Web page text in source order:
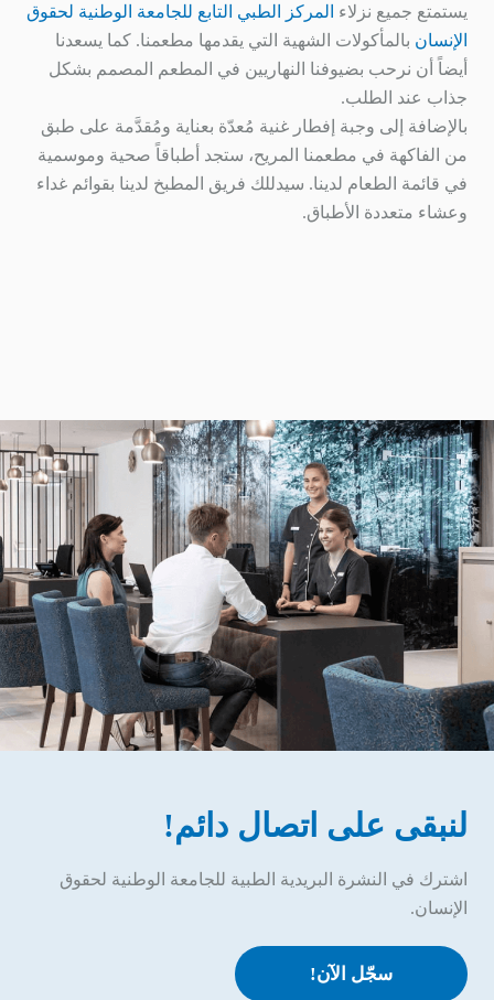
يستمتع جميع نزلاء المركز الطبي التابع للجامعة الوطنية لحقوق
الإنسان بالمأكولات الشهية التي يقدمها مطعمنا. كما يسعدنا
أيضاً أن نرحب بضيوفنا النهاريين في المطعم المصمم بشكل
جذاب عند الطلب.
بالإضافة إلى وجبة إفطار غنية مُعدّة بعناية ومُقدَّمة على طبق
من الفاكهة في مطعمنا المريح، ستجد أطباقاً صحية وموسمية
في قائمة الطعام لدينا. سيدللك فريق المطبخ لدينا بقوائم غداء
وعشاء متعددة الأطباق.
لنبقى على اتصال دائم!
اشترك في النشرة البريدية الطبية للجامعة الوطنية لحقوق
الإنسان.
سجّل الآن!